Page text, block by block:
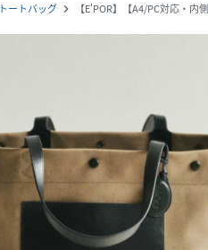
トートバッグ navigate_next 【E'POR】【A4/PC対応・